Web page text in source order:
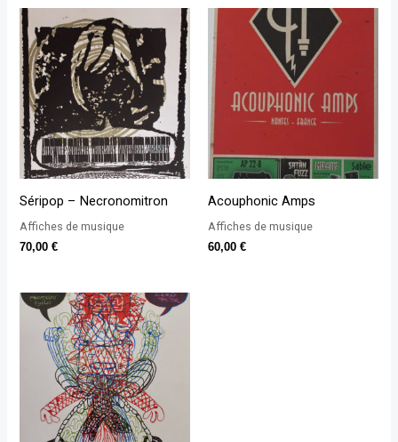
Séripop – Necronomitron
Affiches de musique
70,00€
Acouphonic Amps
Affiches de musique
60,00 €